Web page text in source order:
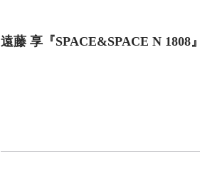
遠藤 享『SPACE&SPACE N 1808』